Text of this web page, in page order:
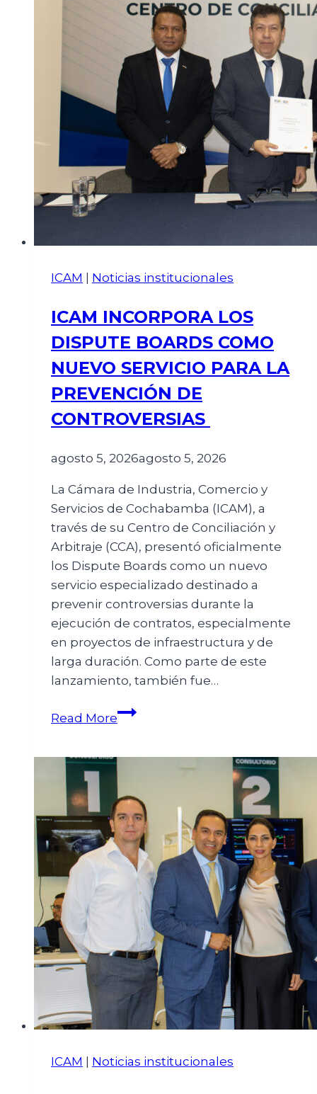
ICAM | Noticias institucionales
ICAM INCORPORA LOS
DISPUTE BOARDS COMO
NUEVO SERVICIO PARA LA
PREVENCIÓN DE
CONTROVERSIAS
agosto 5, 2026agosto 5, 2026
La Cámara de Industria, Comercio y
Servicios de Cochabamba (ICAM), a
través de su Centro de Conciliación y
Arbitraje (CCA), presentó oficialmente
los Dispute Boards como un nuevo
servicio especializado destinado a
prevenir controversias durante la
ejecución de contratos, especialmente
en proyectos de infraestructura y de
larga duración. Como parte de este
lanzamiento, también fue…
Read More
ICAM | Noticias institucionales